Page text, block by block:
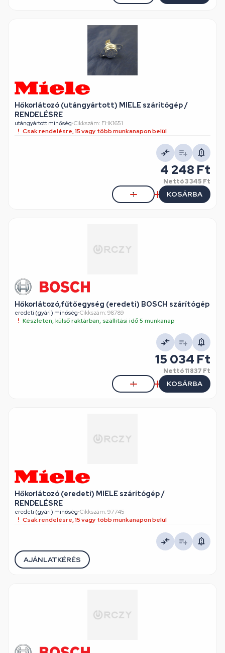
Hőkorlátozó (utángyártott) MIELE szárítógép /
RENDELÉSRE
utángyártott minőség•Cikkszám: FHK1651
Csak rendelésre, 15 vagy több munkanapon belül
4 248 Ft
Nettó3 345 Ft
KOSÁRBA
Hőkorlátozó,fűtőegység (eredeti) BOSCH szárítógép
eredeti (gyári) minőség•Cikkszám: 98789
Készleten, külső raktárban, szállítási idő 5 munkanap
15 034 Ft
Nettó11 837 Ft
KOSÁRBA
Hőkorlátozó (eredeti) MIELE szárítógép /
RENDELÉSRE
eredeti (gyári) minőség•Cikkszám: 97745
Csak rendelésre, 15 vagy több munkanapon belül
AJÁNLATKÉRÉS